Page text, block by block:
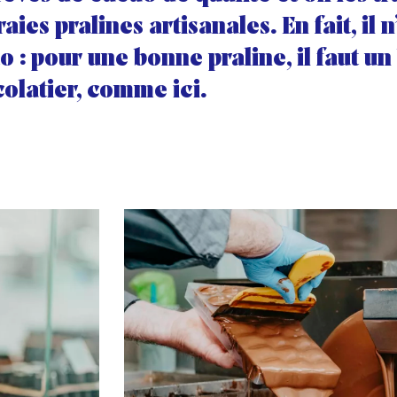
pralines artisanales. En fait, il
: pour une bonne praline, il faut un
comme ici.